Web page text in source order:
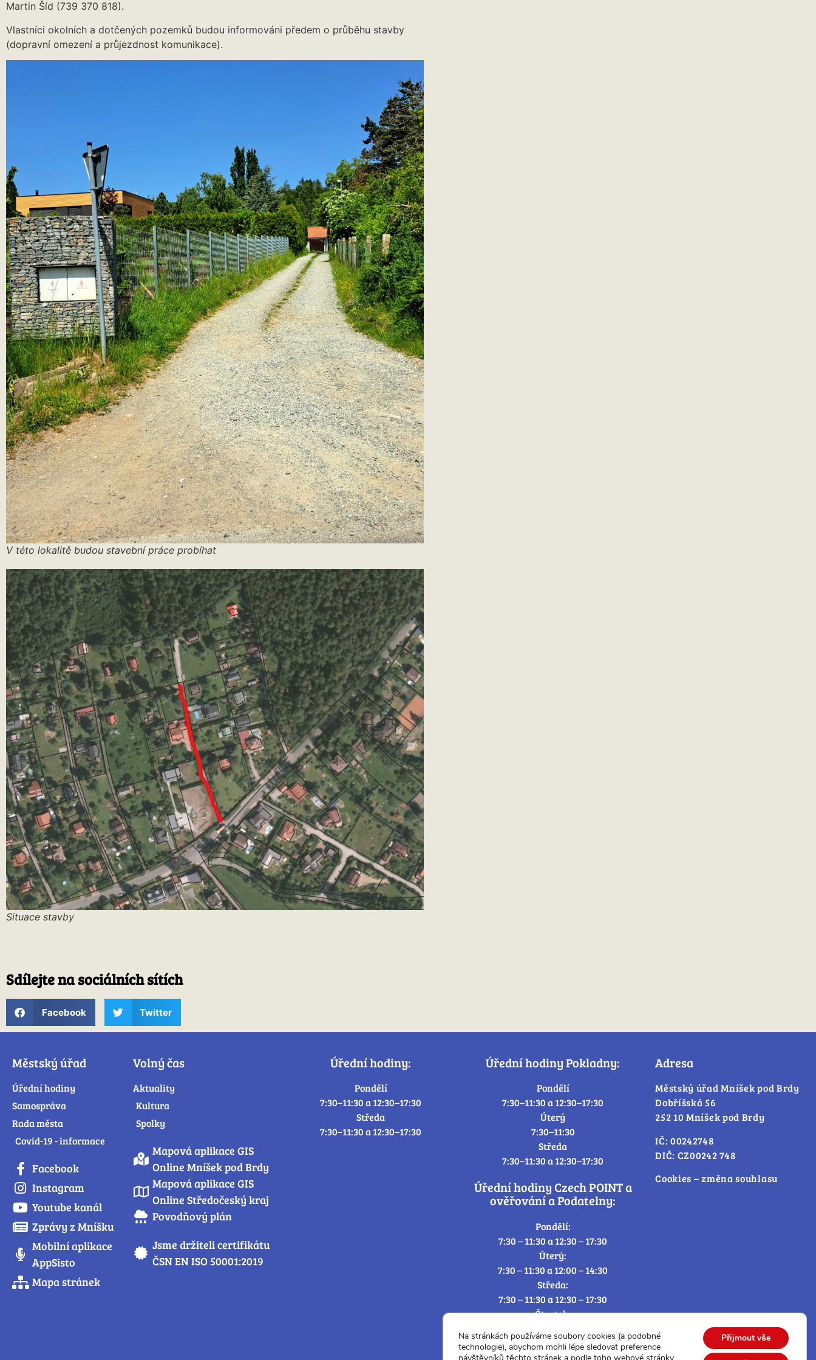
Martin Šíd (739 370 818).
Vlastníci okolních a dotčených pozemků budou informováni předem o průběhu stavby
(dopravní omezení a průjezdnost komunikace).
V této lokalitě budou stavební práce probíhat
Situace stavby
Sdílejte na sociálních sítích
Facebook Twitter
Městský úřad
Úřední hodiny
Samospráva
Rada města
Covid-19 - informace
Facebook
Instagram
Youtube kanál
Zprávy z Mníšku
Mobilní aplikace
AppSisto
Mapa stránek
Volný čas
Aktuality
Kultura
Spolky
Mapová aplikace GIS
Online Mníšek pod Brdy
Mapová aplikace GIS
Online Středočeský kraj
Povodňový plán
Jsme držiteli certifikátu
ČSN EN ISO 50001:2019
Úřední hodiny:
Pondělí
7:30–11:30 a 12:30–17:30
Středa
7:30–11:30 a 12:30–17:30
Úřední hodiny Pokladny:
Pondělí
7:30–11:30 a 12:30–17:30
Úterý
7:30–11:30
Středa
7:30–11:30 a 12:30–17:30
Úřední hodiny Czech POINT a
ověřování a Podatelny:
Pondělí:
7:30 – 11:30 a 12:30 – 17:30
Úterý:
7:30 – 11:30 a 12:00 – 14:30
Středa:
7:30 – 11:30 a 12:30 – 17:30
Čtvrtek:
Pátek:
Adresa
Městský úřad Mníšek pod Brdy
Dobříšská 56
252 10 Mníšek pod Brdy
IČ: 00242748
DIČ: CZ00242 748
Cookies – změna souhlasu
Na stránkách používáme soubory cookies (a podobné
technologie), abychom mohli lépe sledovat preference
Přijmout vše